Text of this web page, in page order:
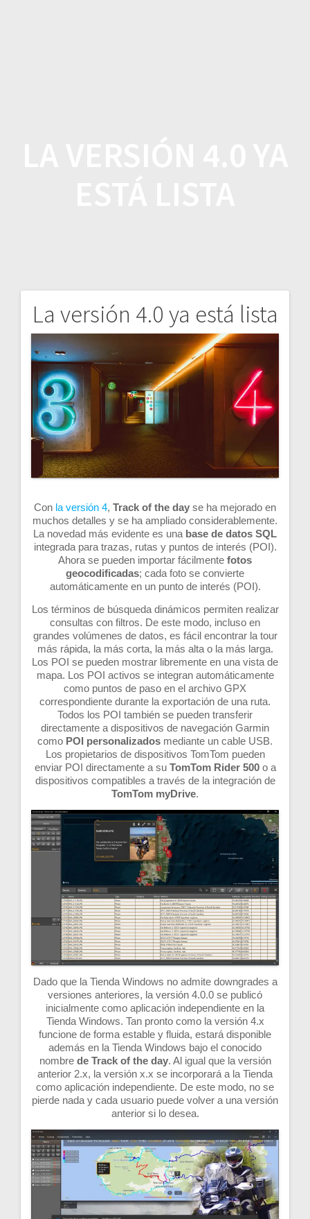
La versión 4.0 ya está lista
Con la versión 4, Track of the day se ha mejorado en
muchos detalles y se ha ampliado considerablemente.
La novedad más evidente es una base de datos SQL
integrada para trazas, rutas y puntos de interés (POI).
Ahora se pueden importar fácilmente fotos
geocodificadas; cada foto se convierte
automáticamente en un punto de interés (POI).
Los términos de búsqueda dinámicos permiten realizar
consultas con filtros. De este modo, incluso en
grandes volúmenes de datos, es fácil encontrar la tour
más rápida, la más corta, la más alta o la más larga.
Los POI se pueden mostrar libremente en una vista de
mapa. Los POI activos se integran automáticamente
como puntos de paso en el archivo GPX
correspondiente durante la exportación de una ruta.
Todos los POI también se pueden transferir
directamente a dispositivos de navegación Garmin
como POI personalizados mediante un cable USB.
Los propietarios de dispositivos TomTom pueden
enviar POI directamente a su TomTom Rider 500o a
dispositivos compatibles a través de la integración de
TomTom myDrive.
Dado que la Tienda Windows no admite downgrades a
versiones anteriores, la versión 4.0.0 se publicó
inicialmente como aplicación independiente en la
Tienda Windows. Tan pronto como la versión 4.x
funcione de forma estable y fluida, estará disponible
además en la Tienda Windows bajo el conocido
nombre de Track of the day. Al igual que la versión
anterior 2.x, la versión x.x se incorporará a la Tienda
como aplicación independiente. De este modo, no se
pierde nada y cada usuario puede volver a una versión
anterior si lo desea.
Navegación
de
entradas